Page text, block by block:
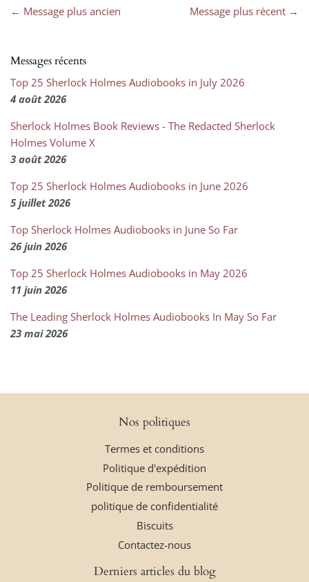
← Message plus ancien Message plus récent →
Messages récents
Top 25 Sherlock Holmes Audiobooks in July 2026
4 août 2026
Sherlock Holmes Book Reviews - The Redacted Sherlock
Holmes Volume X
3 août 2026
Top 25 Sherlock Holmes Audiobooks in June 2026
5 juillet 2026
Top Sherlock Holmes Audiobooks in June So Far
26 juin 2026
Top 25 Sherlock Holmes Audiobooks in May 2026
11 juin 2026
The Leading Sherlock Holmes Audiobooks In May So Far
23 mai 2026
Nos politiques
Termes et conditions
Politique d'expédition
Politique de remboursement
politique de confidentialité
Biscuits
Contactez-nous
Derniers articles du blog